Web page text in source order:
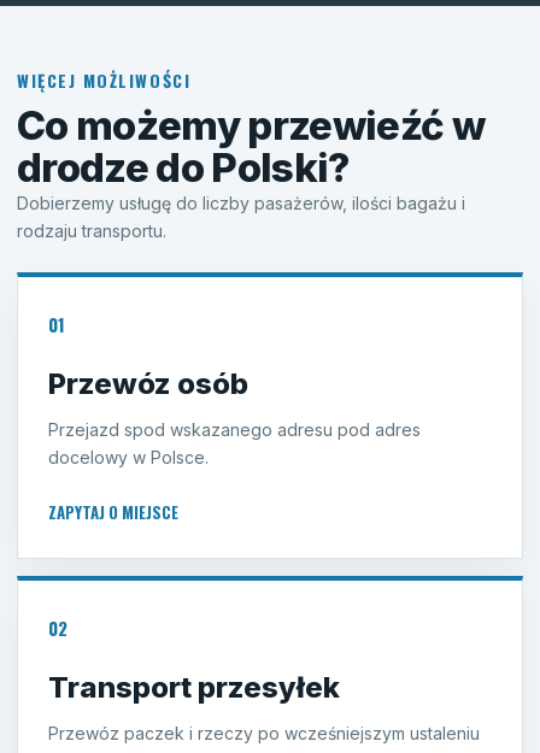
WIĘCEJ MOŻLIWOŚCI
Co możemy przewieźć w
drodze do Polski?
Dobierzemy usługę do liczby pasażerów, ilości bagażu i
rodzaju transportu.
01
Przewóz osób
Przejazd spod wskazanego adresu pod adres
docelowy w Polsce.
ZAPYTAJ O MIEJSCE
02
Transport przesyłek
Przewóz paczek i rzeczy po wcześniejszym ustaleniu